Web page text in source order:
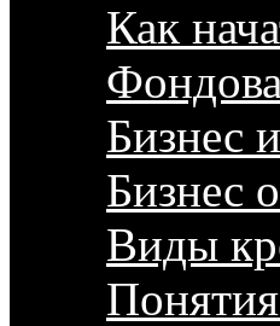
Как
Бизнес
Бизнес
Виды